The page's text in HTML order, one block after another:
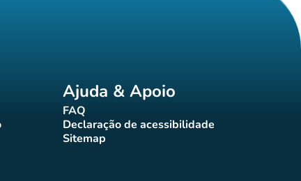
Ajuda & Apoio
FAQ(novo separador)
Declaração de acessibilidade
(novo separador)
Sitemap(novo separador)